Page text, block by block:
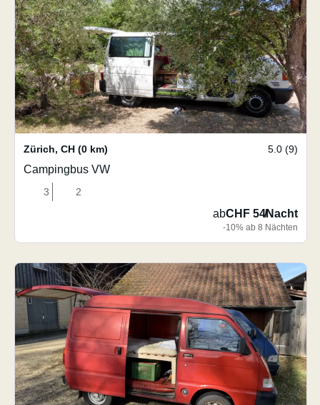
Zürich, CH (0 km) 5.0 (9)
Campingbus VW
3 2
abCHF 54/Nacht
-10% ab 8 Nächten